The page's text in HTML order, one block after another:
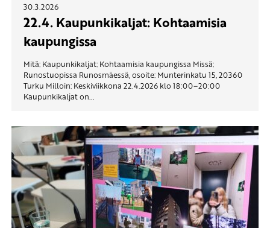
30.3.2026
22.4. Kaupunkikaljat: Kohtaamisia
kaupungissa
Mitä: Kaupunkikaljat: Kohtaamisia kaupungissa Missä:
Runostuopissa Runosmäessä, osoite: Munterinkatu 15, 20360
Turku Milloin: Keskiviikkona 22.4.2026 klo 18:00–20:00
Kaupunkikaljat on...